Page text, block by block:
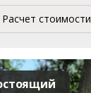
Расчет стоимости